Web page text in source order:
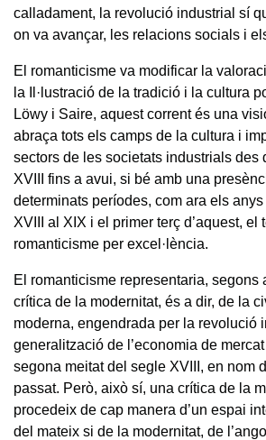
calladament, la revolució industrial sí
on va avançar, les relacions socials i
El romanticisme va modificar la
la Il·lustració de la tradició i la cultura
Löwy i Saire, aquest corrent és una
abraça tots els camps de la cultura i
sectors de les societats industrials des
XVIII fins a avui, si bé amb una
determinats períodes, com ara els
XVIII al XIX i el primer terç d’aquest, el
romanticisme per excel·lència.
El romanticisme representaria, segons
crítica de la modernitat, és a dir, de la
moderna, engendrada per la revolució
generalització de l’economia de
segona meitat del segle XVIII, en nom
passat. Però, això sí, una crítica de la
procedeix de cap manera d’un espai
del mateix si de la modernitat, de